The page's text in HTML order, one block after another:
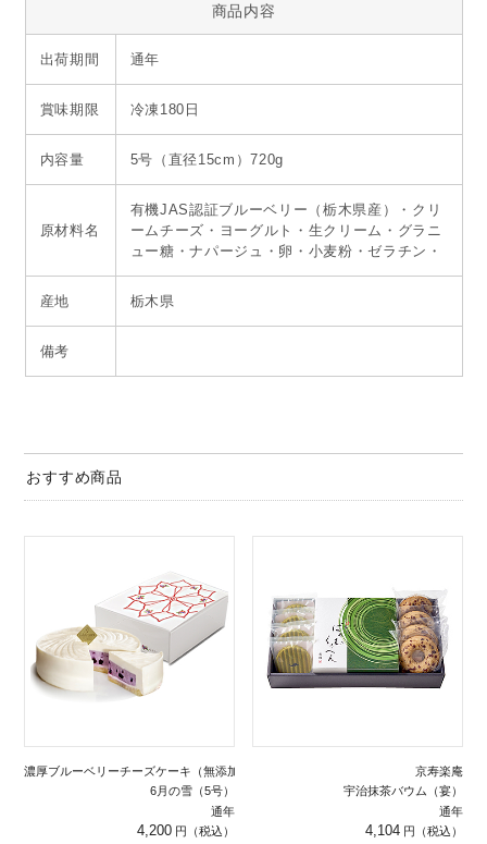
商品内容
出荷期間 通年
賞味期限 冷凍180日
内容量 5号（直径15cm）720g
原材料名
有機JAS認証ブルーベリー（栃木県産）・クリ
ームチーズ・ヨーグルト・生クリーム・グラニ
ュー糖・ナパージュ・卵・小麦粉・ゼラチン・
産地 栃木県
備考
おすすめ商品
濃厚ブルーベリーチーズケーキ（無添加）
6月の雪（5号）
通年
4,200
京寿楽庵
宇治抹茶バウム（宴）
通年
4,104